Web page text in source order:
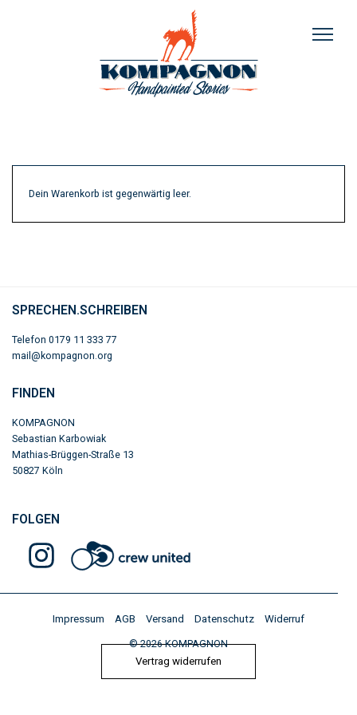
Dein Warenkorb ist gegenwärtig leer.
SPRECHEN.SCHREIBEN
Telefon 0179 11 333 77
mail@kompagnon.org
FINDEN
KOMPAGNON
Sebastian Karbowiak
Mathias-Brüggen-Straße 13
50827 Köln​
FOLGEN
Impressum AGB Versand Datenschutz Widerruf
© 2026 KOMPAGNON
Vertrag widerrufen